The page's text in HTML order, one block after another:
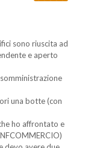
sono riuscita ad
e aperto
una botte (con
ho affrontato e